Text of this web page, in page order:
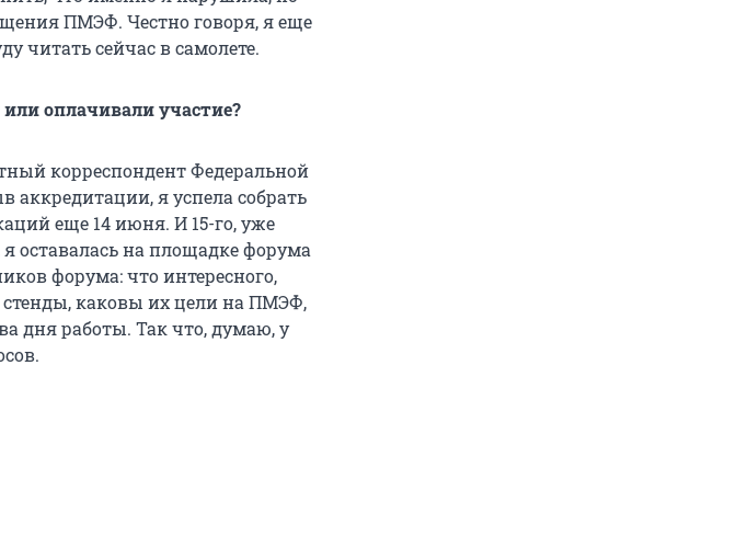
ПМЭФ. Честно говоря, я еще
читать сейчас в самолете.
оплачивали участие?
корреспондент Федеральной
аккредитации, я успела собрать
еще 14 июня. И 15-го, уже
я оставалась на площадке форума
форума: что интересного,
стенды, каковы их цели на ПМЭФ,
дня работы. Так что, думаю, у